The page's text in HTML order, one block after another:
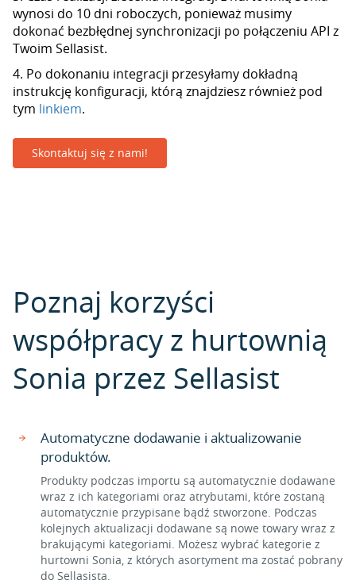
wynosi do 10 dni roboczych, ponieważ musimy
dokonać bezbłędnej synchronizacji po połączeniu API z
Twoim Sellasist.
4. Po dokonaniu integracji przesyłamy dokładną
instrukcję konfiguracji, którą znajdziesz również pod
tym linkiem.
Skontaktuj się z nami!
Poznaj korzyści
współpracy z hurtownią
Sonia przez Sellasist
Automatyczne dodawanie i aktualizowanie
produktów.
Produkty podczas importu są automatycznie dodawane
wraz z ich kategoriami oraz atrybutami, które zostaną
automatycznie przypisane bądź stworzone. Podczas
kolejnych aktualizacji dodawane są nowe towary wraz z
brakującymi kategoriami. Możesz wybrać kategorie z
hurtowni Sonia, z których asortyment ma zostać pobrany
do Sellasista.